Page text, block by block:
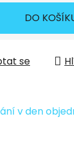
DO
se
v den